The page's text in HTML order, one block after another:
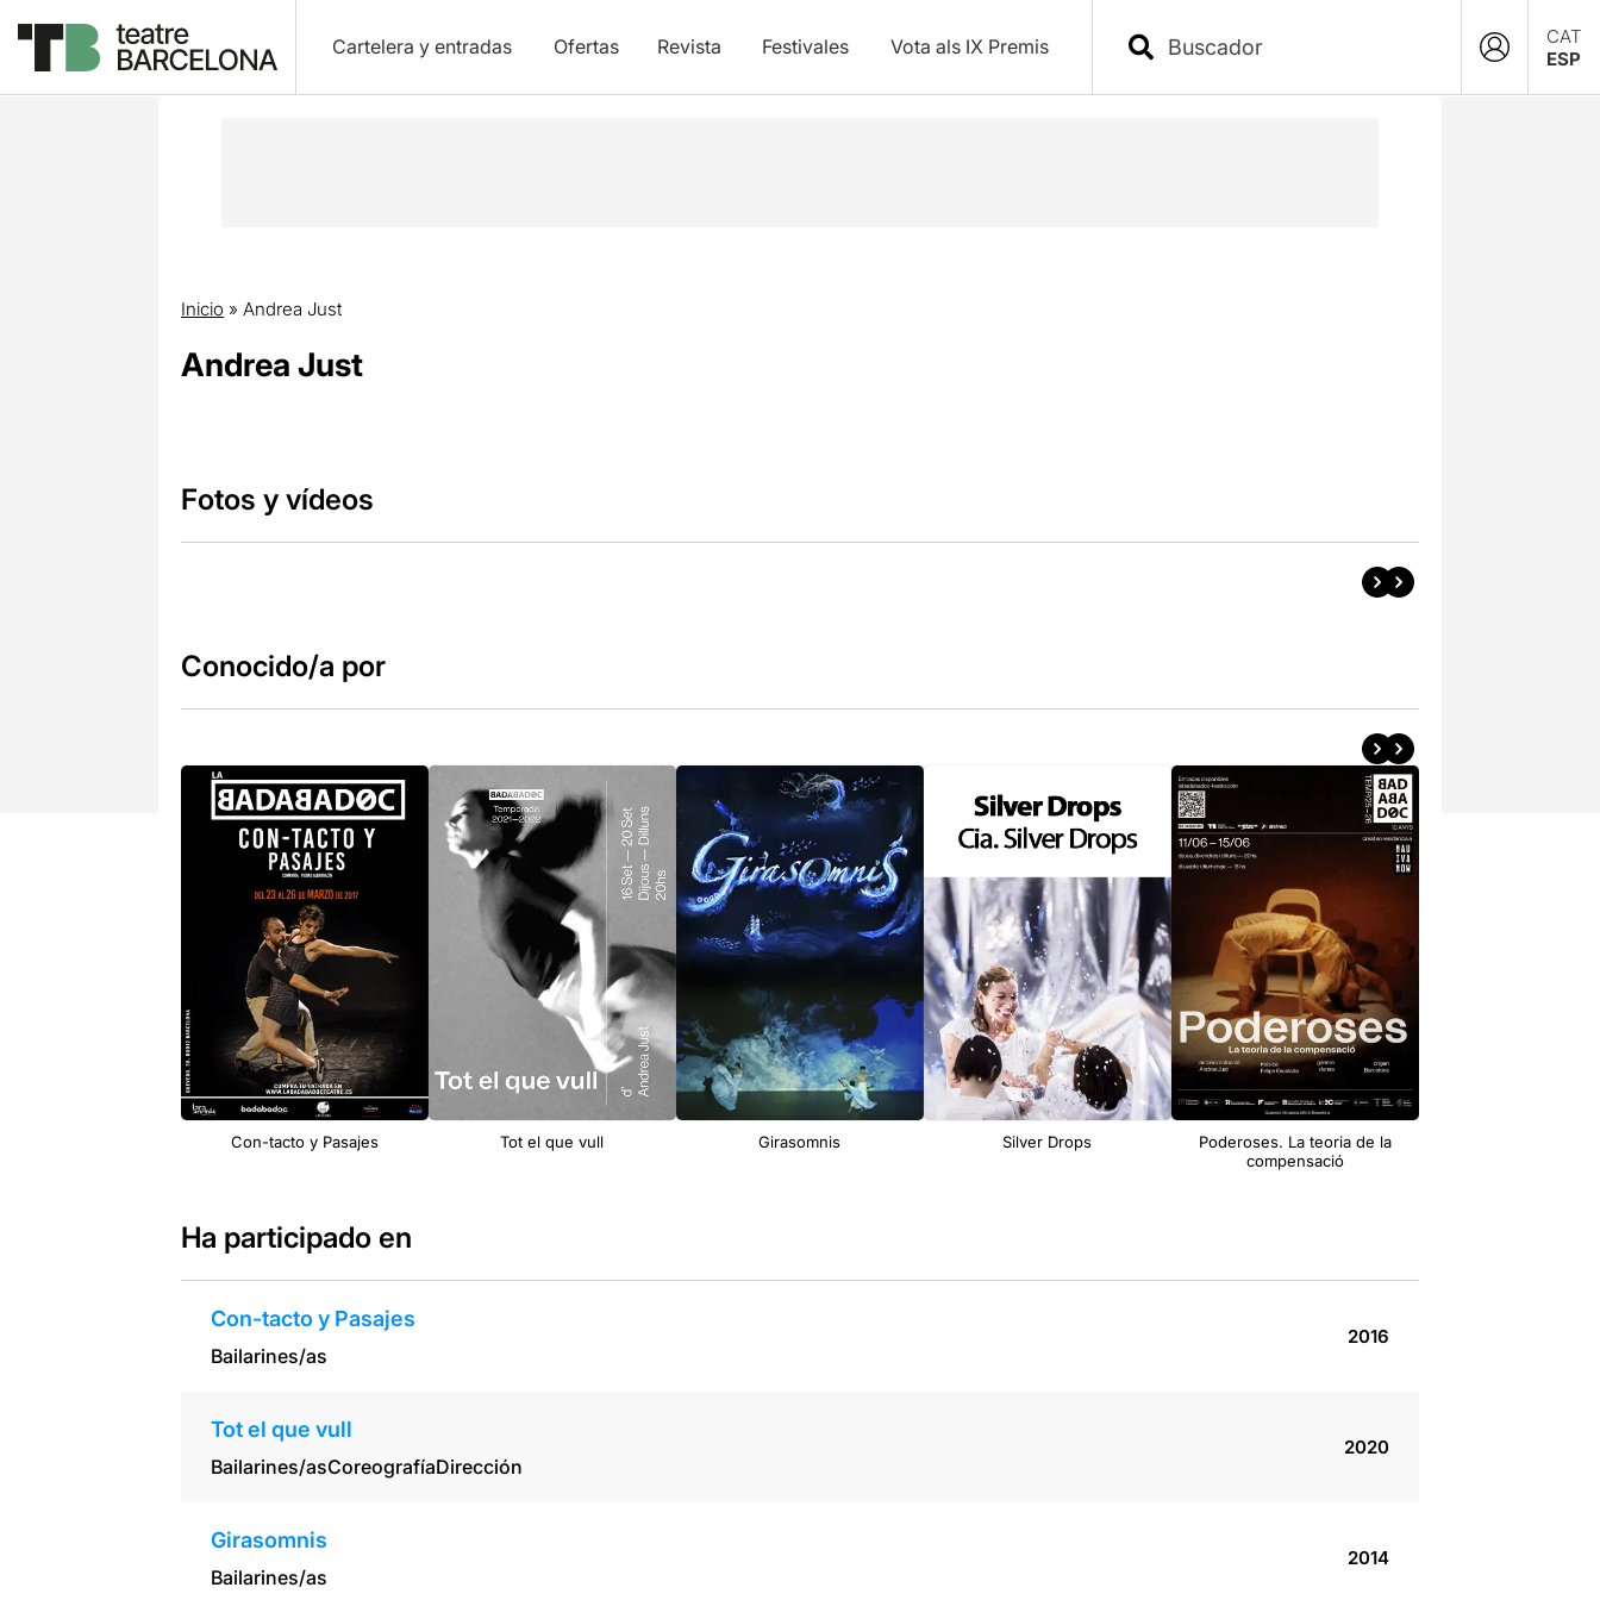
Cartelera y entradas Ofertas Revista Festivales Vota als IX Premis
CAT
ESP
Inicio » Andrea Just
Andrea Just
Fotos y vídeos
Conocido/a por
Con-tacto y Pasajes Tot el que vull Girasomnis Silver Drops
Poderoses. La teoria de la
compensació
Ha participado en
Con-tacto y Pasajes
Bailarines/as
2016
Tot el que vull
Bailarines/asCoreografíaDirección
2020
Girasomnis
Bailarines/as
2014